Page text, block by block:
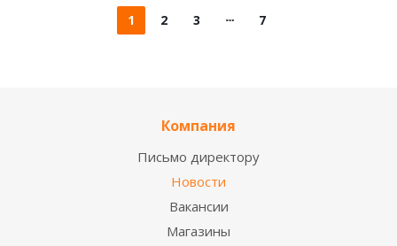
1 2 3 7
Компания
Письмо директору
Новости
Вакансии
Магазины